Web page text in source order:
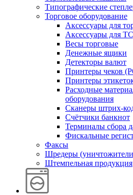
Типографические
Торговое оборудование
Аксессуары для
Аксессуары для
Весы торговые
Денежные ящики
Детекторы валют
Принтеры чеков
Принтеры
Расходные
оборудования
Сканеры штрих-
Счётчики банкнот
Терминалы сбора
Фискальные
Факсы
Шредеры
Штемпельная продукция